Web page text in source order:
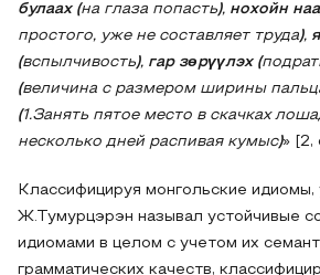
булаах (на глаза попасть), нохойн
простого, уже не составляет труда),
(вспылчивость), гар зөрүүлэх (
(величина с размером ширины
(1.Занять пятое место в скачках
несколько дней распивая кумыс)» [2,
Классифицируя монгольские идиомы,
Ж.Тумурцэрэн называл устойчивые
идиомами в целом с учетом их
грамматических качеств,